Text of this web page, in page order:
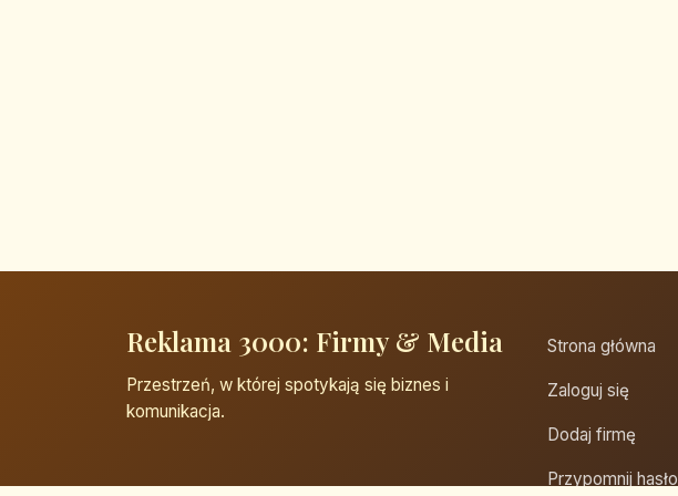
Reklama 3000: Firmy & Media
Przestrzeń, w której spotykają się biznes i
komunikacja.
Strona główna
Zaloguj się
Dodaj firmę
Przypomnij hasło